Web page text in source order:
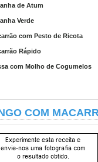
de Atum
Verde
com Pesto de Ricota
Rápido
com Molho de Cogumelos
COM